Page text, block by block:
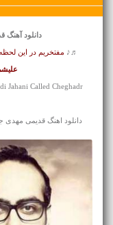
دانلود آهنگ
♬♪ مفتخریم در این
Jahani Called Cheghadr
دانلود اهنگ قدیمی مهدی